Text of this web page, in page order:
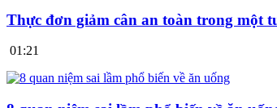
Thực đơn giảm cân an toàn trong một
01:21